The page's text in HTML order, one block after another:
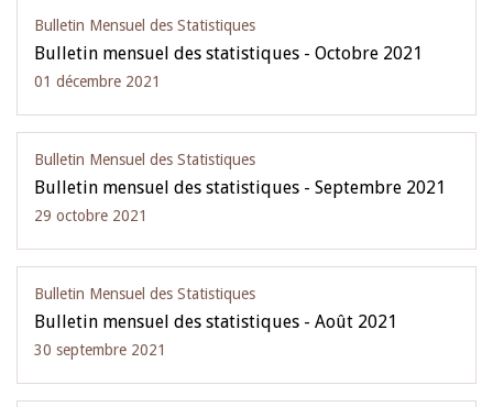
Bulletin Mensuel des Statistiques
Bulletin mensuel des statistiques - Octobre 2021
01 décembre 2021
Bulletin Mensuel des Statistiques
Bulletin mensuel des statistiques - Septembre 2021
29 octobre 2021
Bulletin Mensuel des Statistiques
Bulletin mensuel des statistiques - Août 2021
30 septembre 2021